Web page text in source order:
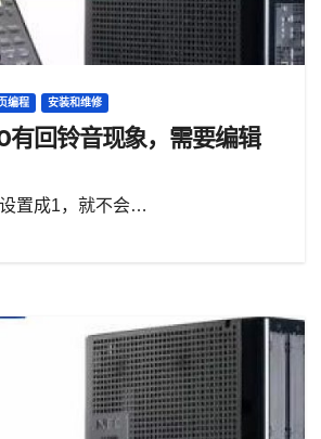
编程 安装和维修
有回铃音现象，需要编辑
置成1，就不会…